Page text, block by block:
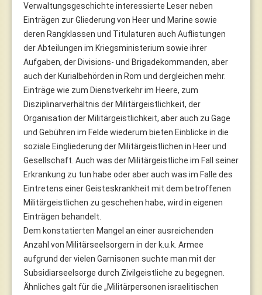
Verwaltungsgeschichte interessierte Leser neben
Einträgen zur Gliederung von Heer und Marine sowie
deren Rangklassen und Titulaturen auch Auflistungen
der Abteilungen im Kriegsministerium sowie ihrer
Aufgaben, der Divisions- und Brigadekommanden, aber
auch der Kurialbehörden in Rom und dergleichen mehr.
Einträge wie zum Dienstverkehr im Heere, zum
Disziplinarverhältnis der Militärgeistlichkeit, der
Organisation der Militärgeistlichkeit, aber auch zu Gage
und Gebühren im Felde wiederum bieten Einblicke in die
soziale Eingliederung der Militärgeistlichen in Heer und
Gesellschaft. Auch was der Militärgeistliche im Fall seiner
Erkrankung zu tun habe oder aber auch was im Falle des
Eintretens einer Geisteskrankheit mit dem betroffenen
Militärgeistlichen zu geschehen habe, wird in eigenen
Einträgen behandelt.
Dem konstatierten Mangel an einer ausreichenden
Anzahl von Militärseelsorgern in der k.u.k. Armee
aufgrund der vielen Garnisonen suchte man mit der
Subsidiarseelsorge durch Zivilgeistliche zu begegnen.
Ähnliches galt für die „Militärpersonen israelitischen